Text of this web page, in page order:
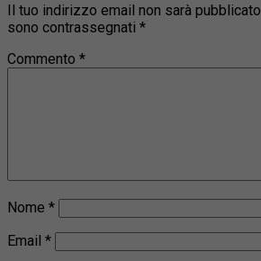
Il tuo indirizzo email non sarà pubblicato.
sono contrassegnati *
Commento *
Nome *
Email *